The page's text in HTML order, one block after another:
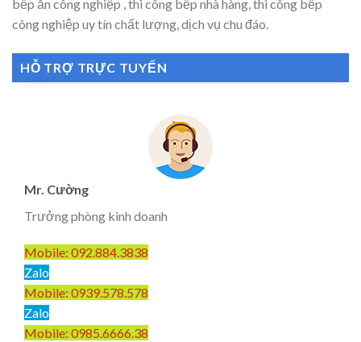
bếp ăn công nghiệp , thi công bếp nhà hàng, thi công bếp
công nghiệp uy tín chất lượng, dịch vụ chu đáo.
HỖ TRỢ TRỰC TUYẾN
Mr. Cường
Trưởng phòng kinh doanh
Mobile: 092.884.3838
Zalo
Mobile: 0939.578.578
Zalo
Mobile: 0985.6666.38